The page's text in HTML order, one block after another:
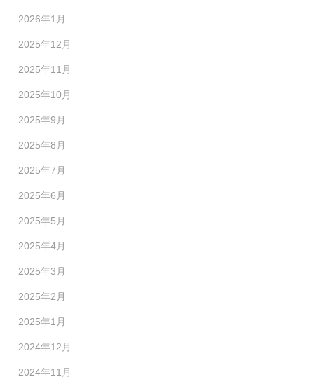
2026年1月
2025年12月
2025年11月
2025年10月
2025年9月
2025年8月
2025年7月
2025年6月
2025年5月
2025年4月
2025年3月
2025年2月
2025年1月
2024年12月
2024年11月